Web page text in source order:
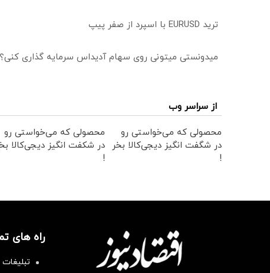
ترید EURUSD با اسپرد از صفر پیپ
میدونستی میتونی روی سهام آدیداس سرمایه گذاری کنی؟
از سراسر وب
محصولی که می‌خواستی رو
در شگفت انگیز دیجی‌کالا بخر
!
محصولی که می‌خواستی رو
در شکفت انگیز دیجی‌کالا
!
راه های
تبلیغات